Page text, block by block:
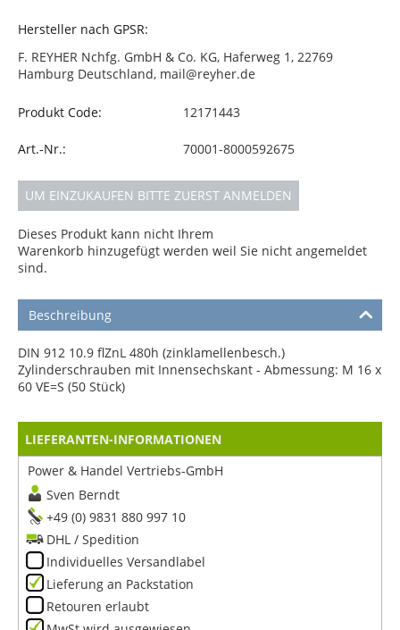
Hersteller nach GPSR:
F. REYHER Nchfg. GmbH & Co. KG, Haferweg 1, 22769
Hamburg Deutschland, mail@reyher.de
Produkt Code: 12171443
Art.-Nr.: 70001-8000592675
UM EINZUKAUFEN BITTE ZUERST ANMELDEN
Dieses Produkt kann nicht Ihrem
Warenkorb hinzugefügt werden weil Sie nicht angemeldet
sind.
Beschreibung
DIN 912 10.9 flZnL 480h (zinklamellenbesch.)
Zylinderschrauben mit Innensechskant - Abmessung: M 16 x
60 VE=S (50 Stück)
LIEFERANTEN-INFORMATIONEN
Power & Handel Vertriebs-GmbH
Sven Berndt
+49 (0) 9831 880 997 10
DHL / Spedition
Individuelles Versandlabel
Lieferung an Packstation
Retouren erlaubt